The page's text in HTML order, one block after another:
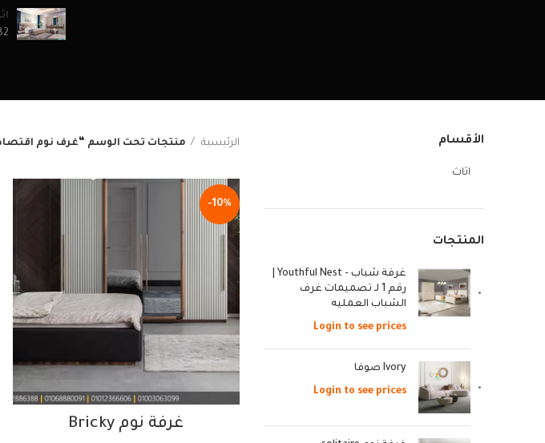
الأقسام
اثاث
المنتجات
رقم 1 لـ تصميمات غرف
الشباب العمليه
Login to see prices
Ivory صوفا
Login to see prices
الرئيسية منتجات تحت الوسم “غرف نوم
-10%
غرفة نوم Bricky